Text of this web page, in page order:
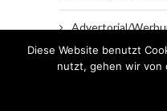
Advertorial/
Advertorial/
Diese Website benutzt
nutzt, gehen wir von